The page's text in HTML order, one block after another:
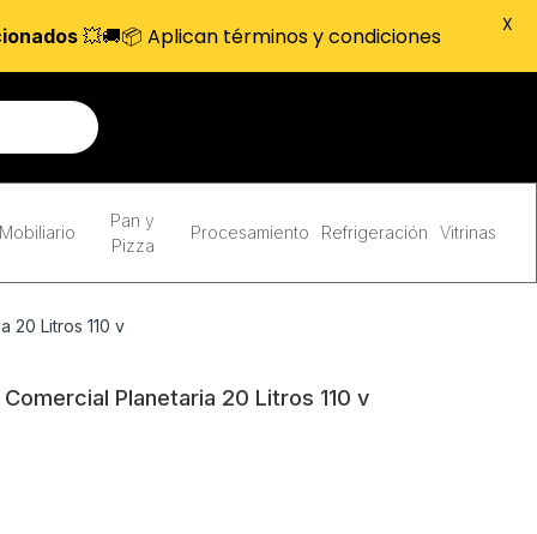
Pan y
Pizza
Procesamiento Refrigeración Vitrinas
20 Litros 110 v
Planetaria 20 Litros 110 v
💥🚚📦 Aplican términos y condiciones X